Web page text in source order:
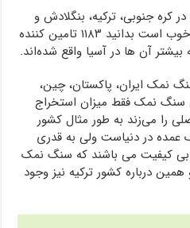
جنوبی، ترکیه، بنگلادش و
وانواتو بسیار پر طرفدار هستند خوب است بدانید ۱۱۸۳ تامین کننده
آن ها در آسیا واقع شده‌اند.
نمک ایران، پاکستان، چین،
نمک فقط میزان استخراج
را می‌زند به طور مثال کشور
عمده در دنیاست ولی به قدری
کیفیت می باشند که سنگ نمک
درباره کشور ترکیه نیز وجود